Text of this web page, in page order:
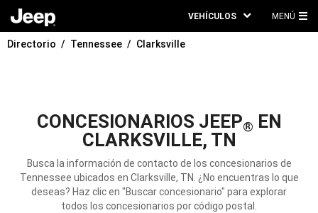
VEHÍCULOS MENÚ
Directorio Tennessee Clarksville
CONCESIONARIOS JEEP® EN
CLARKSVILLE, TN
Busca la información de contacto de los concesionarios de
Tennessee ubicados en Clarksville, TN. ¿No encuentras lo que
deseas? Haz clic en "Buscar concesionario" para explorar
todos los concesionarios por código postal.